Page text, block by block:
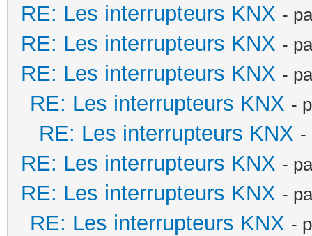
RE: Les interrupteurs KNX -
RE: Les interrupteurs KNX -
RE: Les interrupteurs KNX -
RE: Les interrupteurs KNX -
RE: Les interrupteurs KNX -
RE: Les interrupteurs KNX -
RE: Les interrupteurs KNX -
RE: Les interrupteurs KNX -